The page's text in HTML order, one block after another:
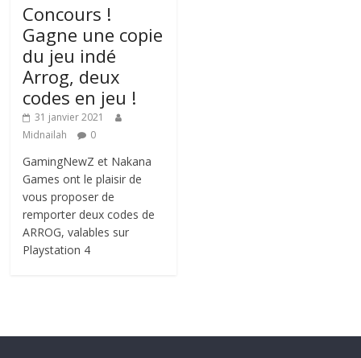
Concours !
Gagne une copie
du jeu indé
Arrog, deux
codes en jeu !
31 janvier 2021
Midnailah
0
GamingNewZ et Nakana
Games ont le plaisir de
vous proposer de
remporter deux codes de
ARROG, valables sur
Playstation 4